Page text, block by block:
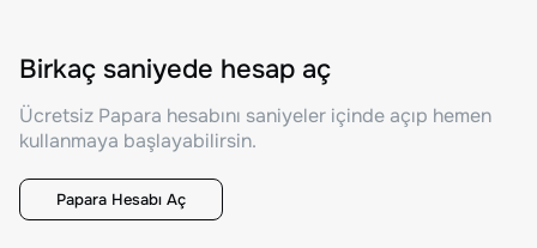
Birkaç saniyede hesap aç
Ücretsiz Papara hesabını saniyeler içinde açıp hemen
kullanmaya başlayabilirsin.
Papara Hesabı Aç